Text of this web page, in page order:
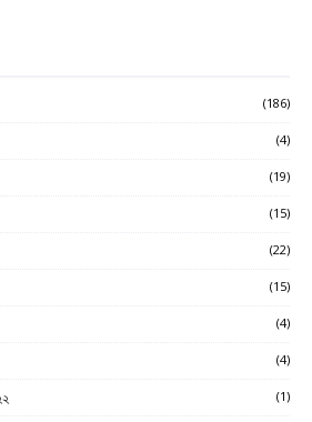
(186)
(4)
(19)
(15)
(22)
(15)
(4)
(4)
(1)